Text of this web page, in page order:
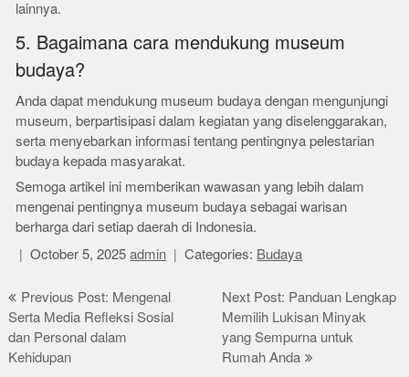
lainnya.
5. Bagaimana cara mendukung museum
budaya?
Anda dapat mendukung museum budaya dengan mengunjungi
museum, berpartisipasi dalam kegiatan yang diselenggarakan,
serta menyebarkan informasi tentang pentingnya pelestarian
budaya kepada masyarakat.
Semoga artikel ini memberikan wawasan yang lebih dalam
mengenai pentingnya museum budaya sebagai warisan
berharga dari setiap daerah di Indonesia.
October 5, 2025 admin Categories: Budaya
Post
navigation
Previous Post: Mengenal
Serta Media Refleksi Sosial
dan Personal dalam
Kehidupan
Next Post: Panduan Lengkap
Memilih Lukisan Minyak
yang Sempurna untuk
Rumah Anda